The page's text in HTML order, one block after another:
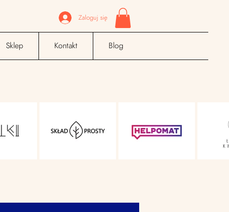
Zaloguj się
Sklep Kontakt Blog